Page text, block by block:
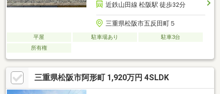
近鉄山田線 松阪駅 徒歩32分
三重県松阪市五反田町５
平屋 駐車場あり
駐車3台
所有権
三重県松阪市阿形町 1,920万円 4SLDK